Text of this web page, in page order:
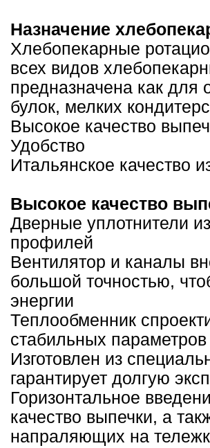
Назначение
Хлебопекарные
всех видов
предназначена как для
булок, мелких
Высокое качество
Удобство
Итальянское качество
Высокое качество
Дверные уплотнители
профилей
Вентилятор и каналы
большой точностью,
энергии
Теплообменник
стабильных
Изготовлен из
гарантирует долгую
Горизонтальное
качество выпечки, а
напраляющих на